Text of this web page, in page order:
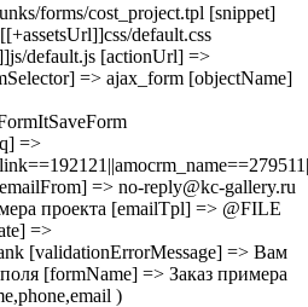
forms/cost_project.tpl [snippet]
default.css
default.js [actionUrl] =>
=> ajax_form [objectName]
=>
=> no-reply@kc-gallery.ru
проекта [emailTpl] => @FILE
=>
[validationErrorMessage] => Вам
[formName] => Заказ примера
)